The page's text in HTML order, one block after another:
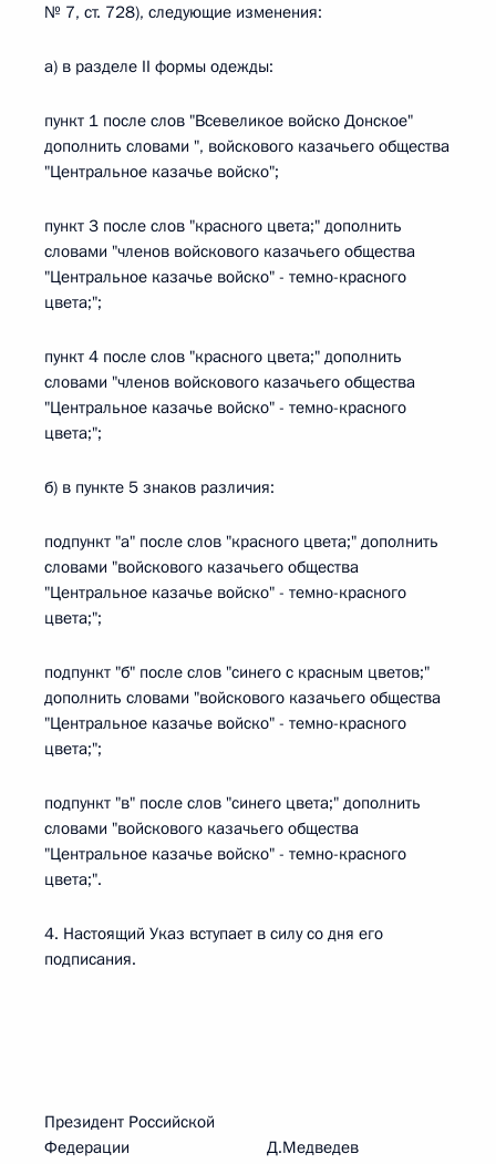
№ 7, ст. 728), следующие изменения:
а) в разделе II формы одежды:
пункт 1 после слов "Всевеликое войско Донское"
дополнить словами ", войскового казачьего общества
"Центральное казачье войско";
пункт 3 после слов "красного цвета;" дополнить
словами "членов войскового казачьего общества
"Центральное казачье войско" - темно-красного
цвета;";
пункт 4 после слов "красного цвета;" дополнить
словами "членов войскового казачьего общества
"Центральное казачье войско" - темно-красного
цвета;";
б) в пункте 5 знаков различия:
подпункт "а" после слов "красного цвета;" дополнить
словами "войскового казачьего общества
"Центральное казачье войско" - темно-красного
цвета;";
подпункт "б" после слов "синего с красным цветов;"
дополнить словами "войскового казачьего общества
"Центральное казачье войско" - темно-красного
цвета;";
подпункт "в" после слов "синего цвета;" дополнить
словами "войскового казачьего общества
"Центральное казачье войско" - темно-красного
цвета;".
4. Настоящий Указ вступает в силу со дня его
подписания.
Президент Российской
Федерации Д.Медведев